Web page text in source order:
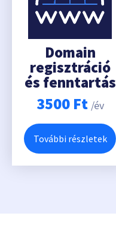
Domain
regisztráció
és fenntartás
3500 Ft /év
További részletek